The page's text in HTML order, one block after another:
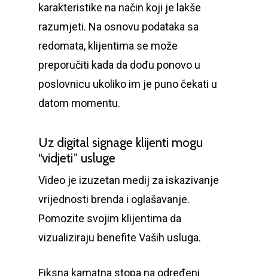
karakteristike na način koji je lakše
razumjeti. Na osnovu podataka sa
redomata, klijentima se može
preporučiti kada da dođu ponovo u
poslovnicu ukoliko im je puno čekati u
datom momentu.
Uz digital signage klijenti mogu
“vidjeti” usluge
Video je izuzetan medij za iskazivanje
vrijednosti brenda i oglašavanje.
Pomozite svojim klijentima da
vizualiziraju benefite Vaših usluga.
Fiksna kamatna stopa na određeni